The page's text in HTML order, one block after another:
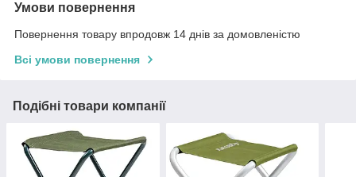
Умови повернення
Повернення товару впродовж 14 днів за домовленістю
Всі умови повернення
Подібні товари компанії